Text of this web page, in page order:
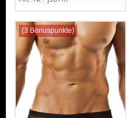
(3 Bonuspunkte)